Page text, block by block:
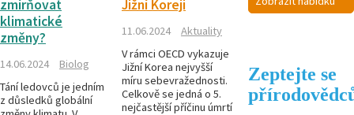
zmírňovat
klimatické
změny?
14.06.2024
Biolog
Tání ledovců je jedním
z důsledků globální
Jižní Koreji
11.06.2024
Aktuality
V rámci OECD vykazuje
Jižní Korea nejvyšší
míru sebevražednosti.
Celkově se jedná o 5.
nejčastější příčinu úmrtí
Zeptejte se